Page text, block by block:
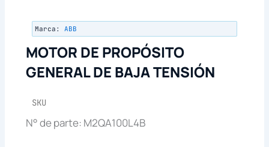
Marca: ABB
MOTOR DE PROPÓSITO
GENERAL DE BAJA TENSIÓN
SKU
N° de parte: M2QA100L4B